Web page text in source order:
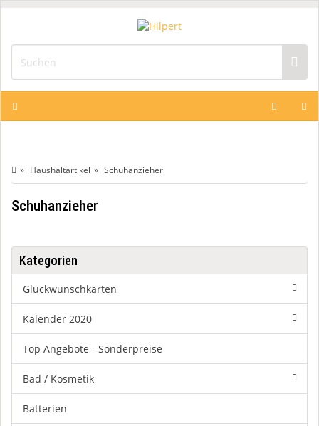
Haushaltartikel Schuhanzieher
Schuhanzieher
Kategorien
Glückwunschkarten
Kalender 2020
Top Angebote - Sonderpreise
Bad / Kosmetik
Batterien